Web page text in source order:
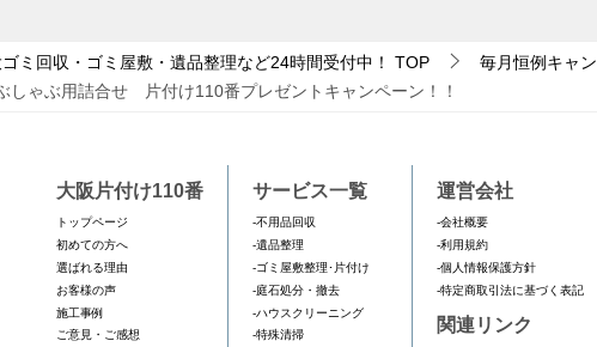
ミ回収・ゴミ屋敷・遺品整理など24時間受付中！ TOP
毎月恒例キャ
しゃぶ用詰合せ 片付け110番プレゼントキャンペーン！！
大阪片付け110番
トップページ
初めての方へ
選ばれる理由
お客様の声
施工事例
ご意見・ご感想
サービス一覧
-不用品回収
-遺品整理
-ゴミ屋敷整理･片付け
-庭石処分・撤去
-ハウスクリーニング
-特殊清掃
運営会社
-会社概要
-利用規約
-個人情報保護方針
-特定商取引法に基づく表記
関連リンク